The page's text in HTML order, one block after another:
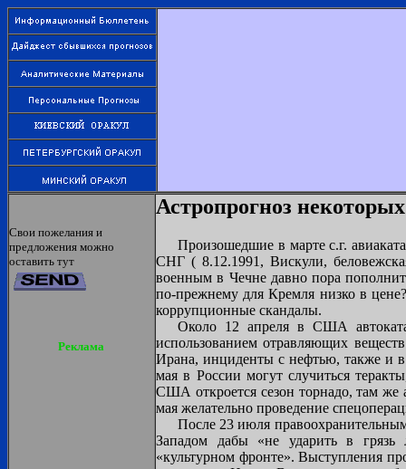
Свои пожелания и
предложения можно
оставить тут
Реклама
Астропрогноз
Произошедшие в марте с.г.
СНГ ( 8.12.1991, Вискули,
военным в Чечне давно пора
по-прежнему для Кремля низко в
коррупционные скандалы.
Около 12 апреля в США
использованием отравляющих
Ирана, инциденты с нефтью, также и
мая в России могут случиться
США откроется сезон торнадо, там же
мая желательно проведение
После 23 июля
Западом дабы «не ударить в грязь
«культурном фронте». Выступления